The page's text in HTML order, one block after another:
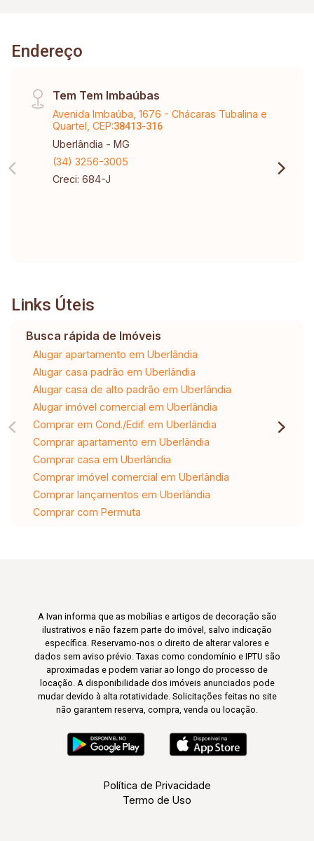
Endereço
Tem Tem Imbaúbas
Avenida Imbaúba, 1676 - Chácaras Tubalina e
Quartel, CEP:38413-316
Uberlândia - MG
(34) 3256-3005
Creci: 684-J
Links Úteis
Busca rápida de Imóveis
Alugar apartamento em Uberlândia
Alugar casa padrão em Uberlândia
Alugar casa de alto padrão em Uberlândia
Alugar imóvel comercial em Uberlândia
Comprar em Cond./Edif. em Uberlândia
Comprar apartamento em Uberlândia
Comprar casa em Uberlândia
Comprar imóvel comercial em Uberlândia
Comprar lançamentos em Uberlândia
Comprar com Permuta
A Ivan informa que as mobílias e artigos de decoração são
ilustrativos e não fazem parte do imóvel, salvo indicação
específica. Reservamo-nos o direito de alterar valores e
dados sem aviso prévio. Taxas como condomínio e IPTU são
aproximadas e podem variar ao longo do processo de
locação. A disponibilidade dos imóveis anunciados pode
mudar devido à alta rotatividade. Solicitações feitas no site
não garantem reserva, compra, venda ou locação.
Política de Privacidade
Termo de Uso